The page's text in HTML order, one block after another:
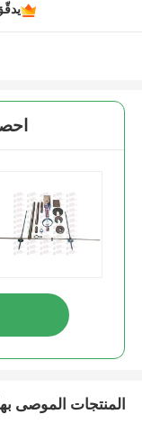
المنتجات الموصى